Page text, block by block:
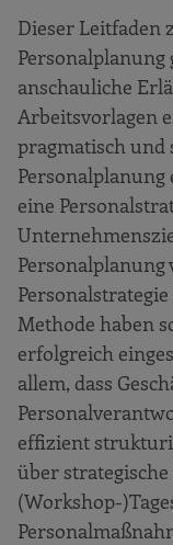
Dieser Leitfaden
Personalplanung
anschauliche
Arbeitsvorlagen
pragmatisch und
eine
Methode haben
erfolgreich
allem, dass
effizient
über
(Workshop-